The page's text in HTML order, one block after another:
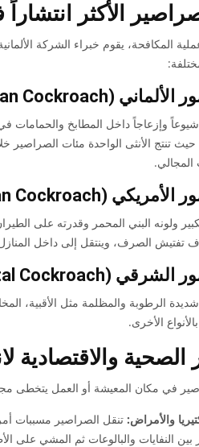
الأكثر
المكافحة، يقوم خبراء الشركة
شيوعاً وإزعاجاً داخل المطابخ والحمامات
حيث تنتج الأنثى الواحدة مئات
المجالي.
ولونه البني المحمر وقدرته على
تفتيش الصرف، وينتقل إلى داخل
الرطوبة والمظلمة مثل الأقبية،
الأخرى.
الصحية والاقتصادية
في مكان المعيشة أو العمل يتخطى
والأمراض:
بين النفايات والبالوعات ثم المشي على